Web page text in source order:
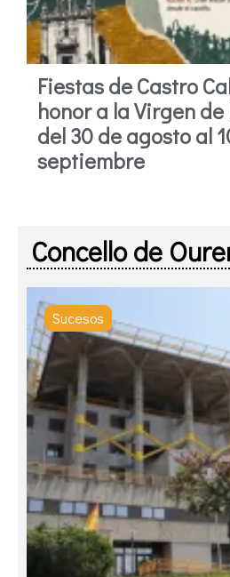
Fiestas de Castro
honor a la Virgen
del 30 de agosto al
septiembre
Concello de
Sucesos